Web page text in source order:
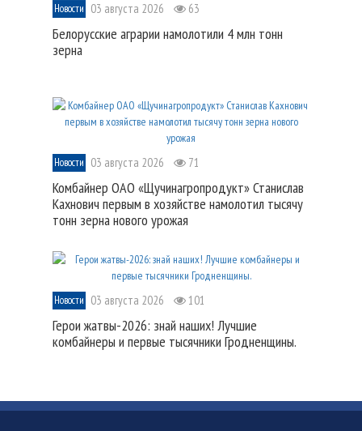
Новости 03 августа 2026 63
Белорусские аграрии намолотили 4 млн тонн
зерна
Новости 03 августа 2026 71
Комбайнер ОАО «Щучинагропродукт» Станислав
Кахнович первым в хозяйстве намолотил тысячу
тонн зерна нового урожая
Новости 03 августа 2026 101
Герои жатвы-2026: знай наших! Лучшие
комбайнеры и первые тысячники Гродненщины.